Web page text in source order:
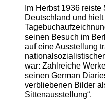
Im Herbst 1936
Deutschland und
seinen Besuch im
auf eine Ausstellung
war: Zahlreiche
seinen German
verbliebenen Bilder
Sittenausstellung“.